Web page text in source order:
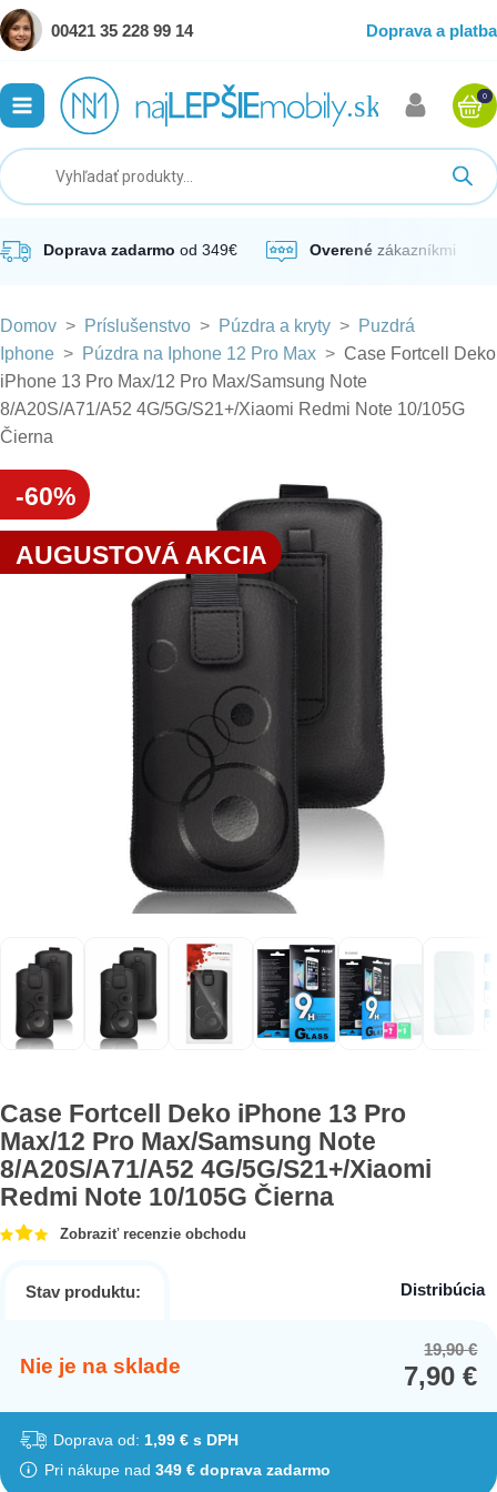
00421 35 228 99 14 Doprava a platba
0
Doprava zadarmo od 349€ Overené zákazníkmi
Domov > Príslušenstvo > Púzdra a kryty > Puzdrá
Iphone > Púzdra na Iphone 12 Pro Max > Case Fortcell Deko
iPhone 13 Pro Max/12 Pro Max/Samsung Note
8/A20S/A71/A52 4G/5G/S21+/Xiaomi Redmi Note 10/105G
Čierna
-60%
AUGUSTOVÁ AKCIA
Case Fortcell Deko iPhone 13 Pro
Max/12 Pro Max/Samsung Note
8/A20S/A71/A52 4G/5G/S21+/Xiaomi
Redmi Note 10/105G Čierna
Zobraziť recenzie obchodu
Stav produktu: Distribúcia
Nie je na sklade
19,90€
7,90€
Doprava od: 1,99 € s DPH
Pri nákupe nad 349 € doprava zadarmo